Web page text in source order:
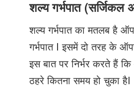
Just Poocho
संपर्क करें
शल्य गर्भपात (सर्जिकल
शल्य गर्भपात का मतलब है
गर्भपात I इसमें दो तरह के
इस बात पर निर्भर करते हैं
ठहरे कितना समय हो चुका हैI